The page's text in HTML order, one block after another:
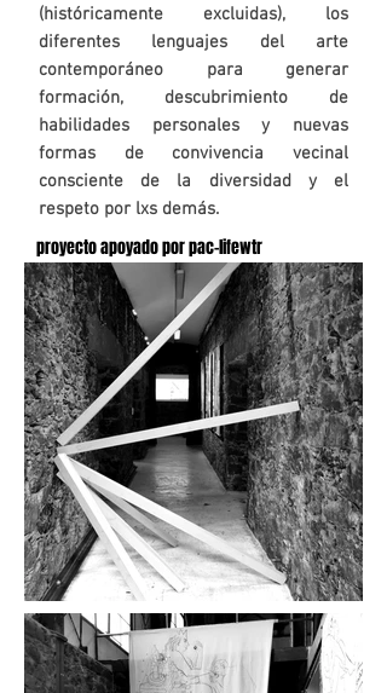
(históricamente excluidas), los
diferentes lenguajes del arte
contemporáneo para generar
formación, descubrimiento de
habilidades personales y nuevas
formas de convivencia vecinal
consciente de la diversidad y el
respeto por lxs demás.
proyecto apoyado por pac-lifewtr